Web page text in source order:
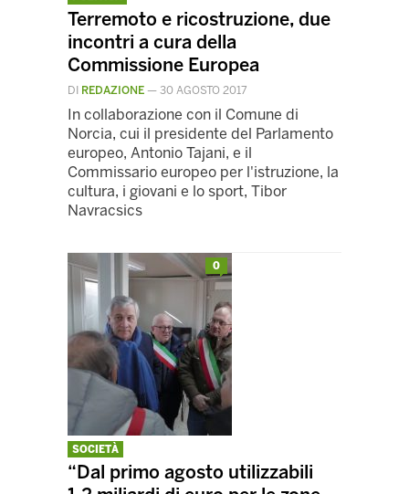
Terremoto e ricostruzione, due
incontri a cura della
Commissione Europea
DI REDAZIONE — 30 AGOSTO 2017
In collaborazione con il Comune di
Norcia, cui il presidente del Parlamento
europeo, Antonio Tajani, e il
Commissario europeo per l'istruzione, la
cultura, i giovani e lo sport, Tibor
Navracsics
0
SOCIETÀ
“Dal primo agosto utilizzabili